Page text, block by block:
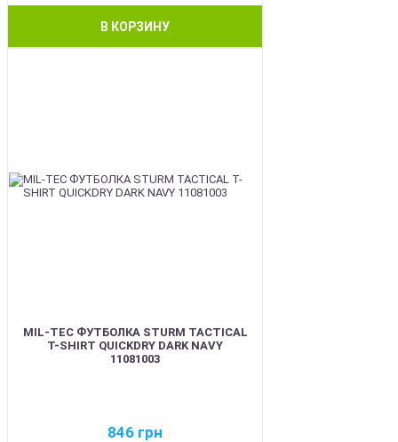
В КОРЗИНУ
MIL-TEC ФУТБОЛКА STURM TACTICAL
T-SHIRT QUICKDRY DARK NAVY
11081003
846 грн